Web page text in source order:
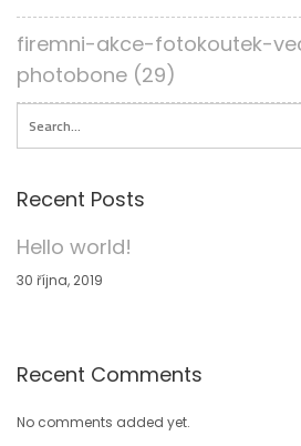
firemni-akce-fotokoutek-
photobone (29)
Search for:
Recent Posts
Hello world!
30 října, 2019
Recent Comments
No comments added yet.